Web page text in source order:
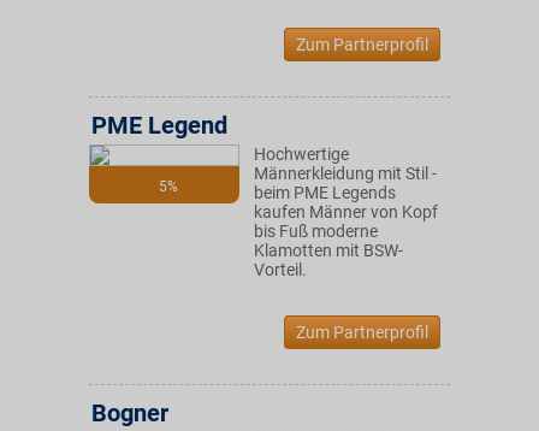
Zum Partnerprofil
5%
PME Legend
Hochwertige
Männerkleidung mit Stil -
beim PME Legends
kaufen Männer von Kopf
bis Fuß moderne
Klamotten mit BSW-
Vorteil.
Zum Partnerprofil
Bogner